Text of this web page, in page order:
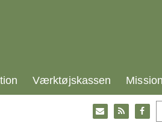
24.0:
Værktøjskassen 25.0:
Mission
Gå
til:
Gå
til:
RSS
Gå
til:
Email